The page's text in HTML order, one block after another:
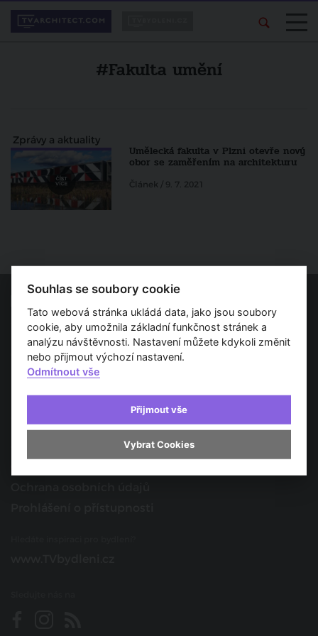
#Fakulta umění
Zprávy a aktuality
Umělecká fakulta v Plzni otevře nový
obor se zaměřením na architekturu
Článek / 9. 7. 2021
Spojujeme svět architektury
O nás
Provozovatel
Kontakt
Spolupracujte s námi
Souhlas se soubory cookie
Tato webová stránka ukládá data, jako jsou soubory
cookie, aby umožnila základní funkčnost stránek a
analýzu návštěvnosti. Nastavení můžete kdykoli změnit
nebo přijmout výchozí nastavení.
Odmítnout vše
Přijmout vše
Vybrat Cookies